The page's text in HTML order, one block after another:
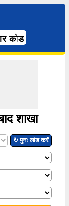
कोड
शाखा
↻ पुनः लोड करें